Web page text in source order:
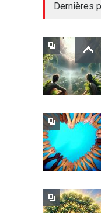
Dernières